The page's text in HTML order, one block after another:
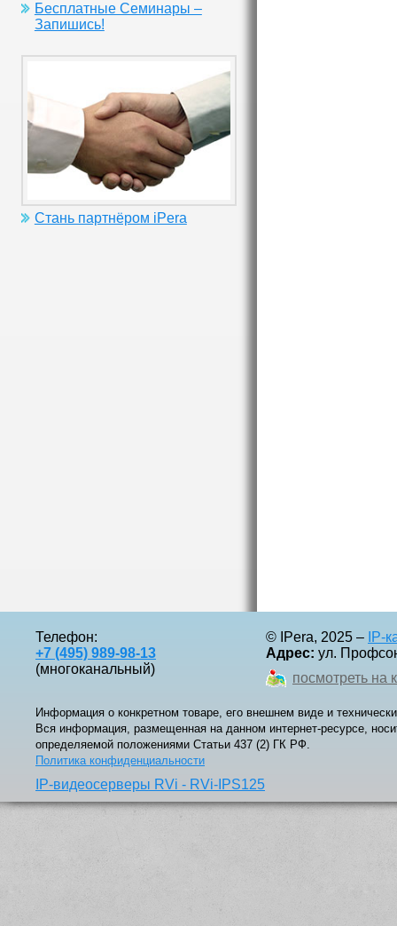
Бесплатные Семинары –
Запишись!
Стань партнёром iPera
Телефон:
+7 (495) 989-98-13
(многоканальный)
© IPera, 2025 – IP-
Адрес: ул.
посмотреть на
Информация о конкретном товаре, его внешнем виде и
Вся информация, размещенная на данном интернет-ресурсе,
определяемой положениями Статьи 437 (2) ГК РФ.
Политика конфиденциальности
IP-видеосерверы RVi - RVi-IPS125